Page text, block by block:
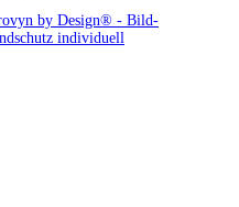
by Design® - Bild-
individuell